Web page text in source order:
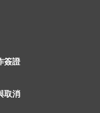
簽證
取消